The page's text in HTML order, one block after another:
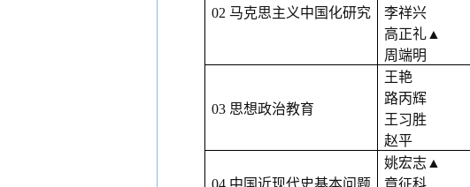
02 马克思主义中国化研究
李祥兴
高正礼 ▲
周端明
03 思想政治教育
王艳
路丙辉
王习胜
赵平
04 中国近现代史基本问题
姚宏志 ▲
章征科